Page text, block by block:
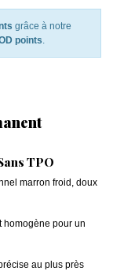
grâce à notre
points.
TPO
marron froid, doux
homogène pour un
au plus près